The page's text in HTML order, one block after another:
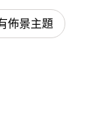
佈景主題